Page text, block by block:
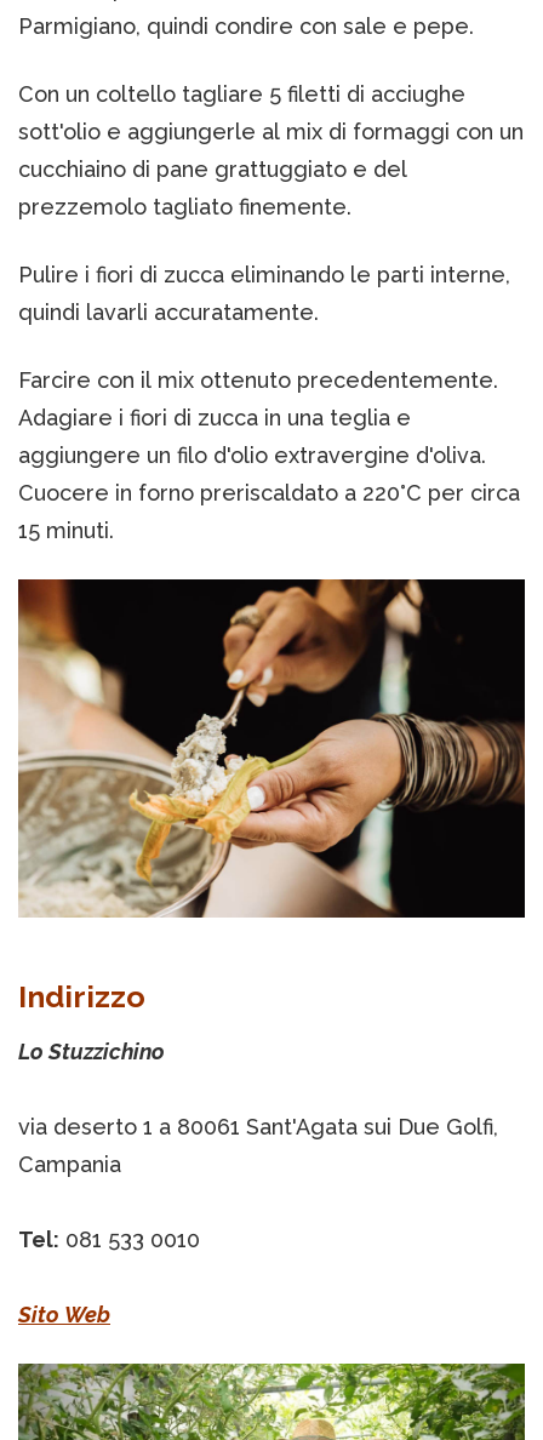
Parmigiano, quindi condire con sale e pepe.
Con un coltello tagliare 5 filetti di acciughe
sott'olio e aggiungerle al mix di formaggi con un
cucchiaino di pane grattuggiato e del
prezzemolo tagliato finemente.
Pulire i fiori di zucca eliminando le parti interne,
quindi lavarli accuratamente.
Farcire con il mix ottenuto precedentemente.
Adagiare i fiori di zucca in una teglia e
aggiungere un filo d'olio extravergine d'oliva.
Cuocere in forno preriscaldato a 220°C per circa
15 minuti.
Indirizzo
Lo Stuzzichino
via deserto 1 a 80061 Sant'Agata sui Due Golfi,
Campania
Tel: 081 533 0010
Sito Web